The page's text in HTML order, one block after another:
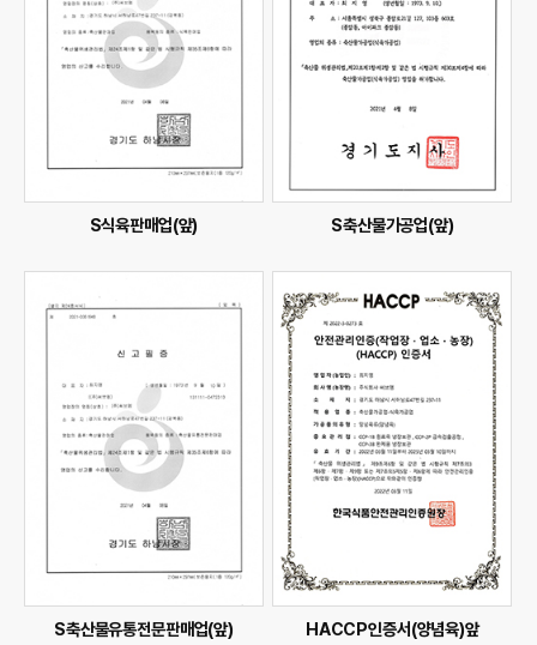
S식육판매업(앞) S축산물가공업(앞)
S축산물유통전문판매업(앞) HACCP인증서(양념육)앞